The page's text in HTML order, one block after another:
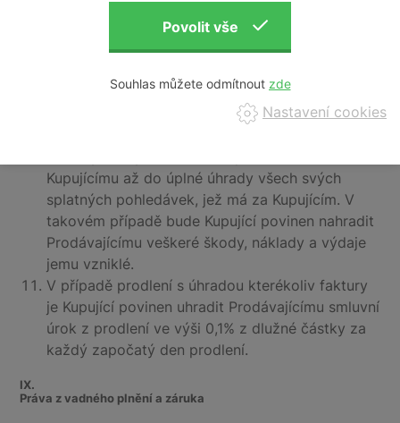
tvrzených nároků Kupujícího vůči Prodávajícímu.
Prodávající je oprávněn od Smlouvy odstoupit,
bude-li Kupující, přes písemnou výzvu
délce 10 dnů, v prodlení s úhradou jakéhokoliv
Kupujícímu až do úplné úhrady všech svých
splatných pohledávek, jež má za Kupujícím. V
takovém případě bude Kupující povinen nahradit
Prodávajícímu veškeré škody, náklady a výdaje
jemu vzniklé.
V případě prodlení s úhradou kterékoliv faktury
je Kupující povinen uhradit Prodávajícímu smluvní
úrok z prodlení ve výši 0,1% z dlužné částky za
každý započatý den prodlení.
IX.
Práva z vadného plnění a záruka
Souhlas můžete odmítnout
Nastavení cookies